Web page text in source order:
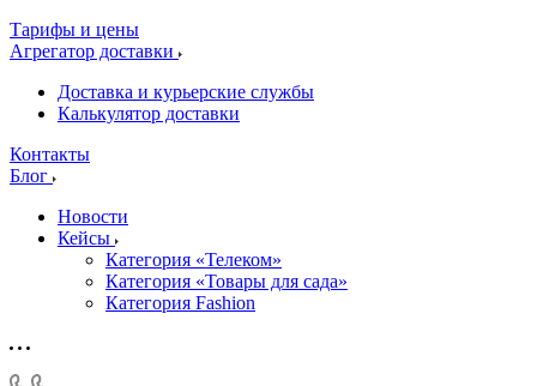
Тарифы и цены
Агрегатор доставки
Доставка и курьерские службы
Калькулятор доставки
Контакты
Блог
Новости
Кейсы
Категория «Телеком»
Категория «Товары для сада»
Категория Fashion